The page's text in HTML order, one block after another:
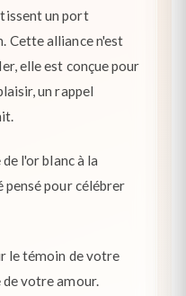
un port
Cette alliance n'est
elle est conçue pour
un rappel
l'or blanc à la
pour célébrer
le témoin de votre
votre amour.